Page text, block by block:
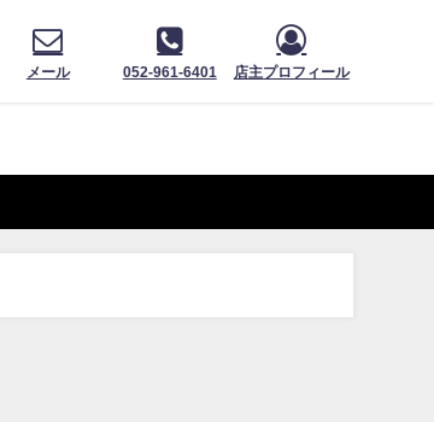
メール 052-961-6401 店主プロフィール